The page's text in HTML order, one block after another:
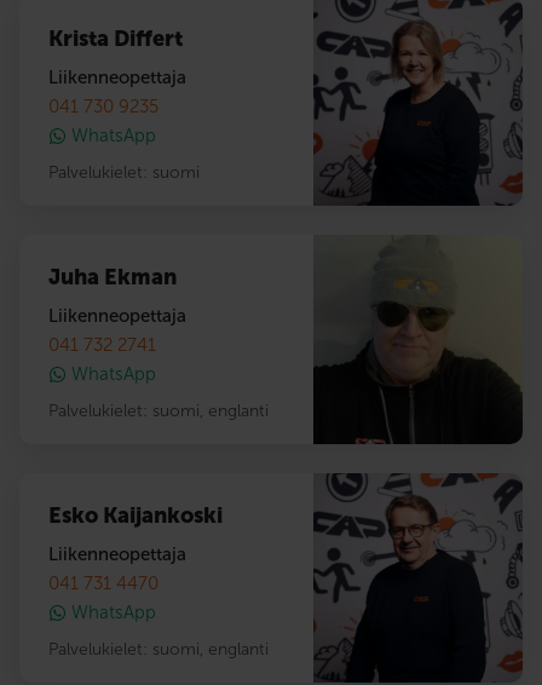
Krista Differt
Liikenneopettaja
041 730 9235
WhatsApp
Palvelukielet: suomi
Juha Ekman
Liikenneopettaja
041 732 2741
WhatsApp
Palvelukielet: suomi, englanti
Esko Kaijankoski
Liikenneopettaja
041 731 4470
WhatsApp
Palvelukielet: suomi, englanti